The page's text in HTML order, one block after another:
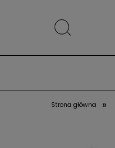
Strona główna »